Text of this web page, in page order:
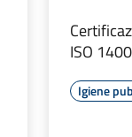
ISO
Igiene